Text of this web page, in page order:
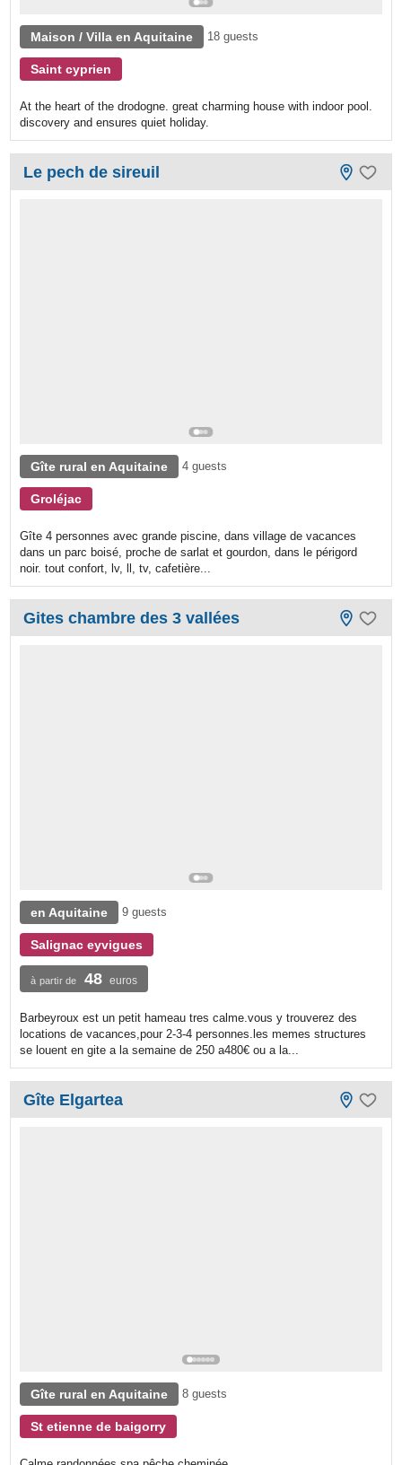
Maison / Villa en Aquitaine 18 guests
Saint cyprien
At the heart of the drodogne. great charming house with indoor pool.
discovery and ensures quiet holiday.
Le pech de sireuil
Gîte rural en Aquitaine 4 guests
Groléjac
Gîte 4 personnes avec grande piscine, dans village de vacances
dans un parc boisé, proche de sarlat et gourdon, dans le périgord
noir. tout confort, lv, ll, tv, cafetière...
Gites chambre des 3 vallées
en Aquitaine 9 guests
Salignac eyvigues
à partir de 48 euros
Barbeyroux est un petit hameau tres calme.vous y trouverez des
locations de vacances,pour 2-3-4 personnes.les memes structures
se louent en gite a la semaine de 250 a480€ ou a la...
Gîte Elgartea
Gîte rural en Aquitaine 8 guests
St etienne de baigorry